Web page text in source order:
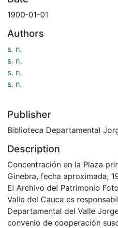
1900-01-01
Authors
s. n.
s. n.
s. n.
s. n.
Publisher
Biblioteca Departamental
Description
Concentración en la Plaza
Ginebra, fecha aproximada,
El Archivo del Patrimonio
Valle del Cauca es
Departamental del Valle
convenio de cooperación